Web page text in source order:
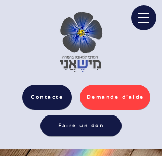
Demande d'aide
Contacte
Faire un don